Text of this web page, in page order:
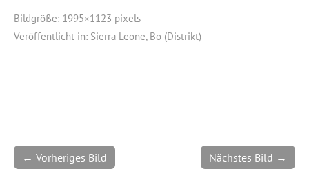
Bildgröße: 1995×1123 pixels
Veröffentlicht in: Sierra Leone, Bo (Distrikt)
← Vorheriges Bild Nächstes Bild →